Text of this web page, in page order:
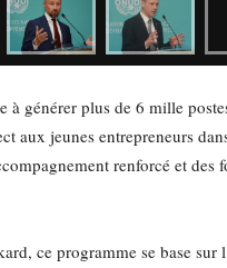
générer plus de 6 mille
aux jeunes entrepreneurs
renforcé et des
ce programme se base sur